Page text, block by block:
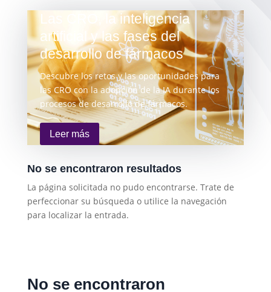
Las CRO, la inteligencia
artificial y las fases del
desarrollo de fármacos
Descubre los retos y las oportunidades para
las CRO con la adopción de la IA durante los
procesos de desarrollo de fármacos.
Leer más
No se encontraron resultados
La página solicitada no pudo encontrarse. Trate de
perfeccionar su búsqueda o utilice la navegación
para localizar la entrada.
No se encontraron